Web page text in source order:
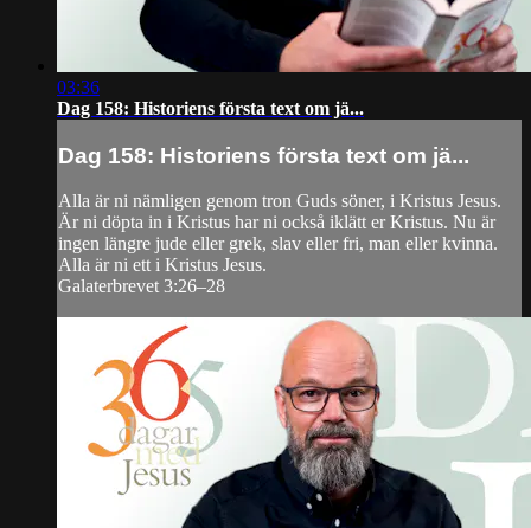
03:36
Dag 158: Historiens första text om jä...
Dag 158: Historiens första text om jä...
Alla är ni nämligen genom tron Guds söner, i Kristus Jesus.
Är ni döpta in i Kristus har ni också iklätt er Kristus. Nu är
ingen längre jude eller grek, slav eller fri, man eller kvinna.
Alla är ni ett i Kristus Jesus.
Galaterbrevet 3:26–28